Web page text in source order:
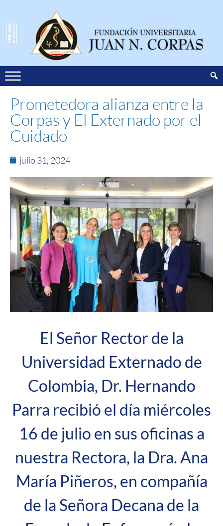
Prometedora alianza entre la
Corpas y El Externado por el
Cuidado
julio 31, 2024
El Señor Rector de la
Universidad Externado de
Colombia, Dr. Hernando
Parra recibió el día miércoles
16 de julio en sus oficinas a
nuestra Rectora, la Dra. Ana
María Piñeros, en compañía
de la Señora Decana de la